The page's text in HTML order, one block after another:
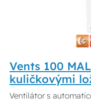
Vents 100
kuličkovými
Ventilátor s